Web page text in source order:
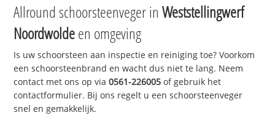
Allround schoorsteenveger inWeststellingwerf
Noordwoldeen omgeving
Is uw schoorsteen aan inspectie en reiniging toe? Voorkom
een schoorsteenbrand en wacht dus niet te lang. Neem
contact met ons op via0561-226005 of gebruik het
contactformulier. Bij ons regelt u een schoorsteenveger
snel en gemakkelijk.